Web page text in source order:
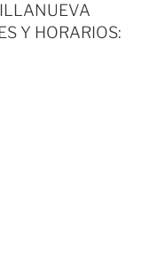
Y HORARIOS: